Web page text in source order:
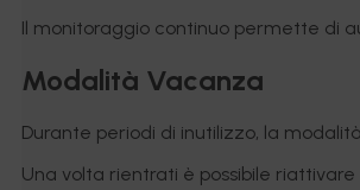
Il monitoraggio continuo permette di
Modalità Vacanza
Durante periodi di inutilizzo, la
Una volta rientrati è possibile